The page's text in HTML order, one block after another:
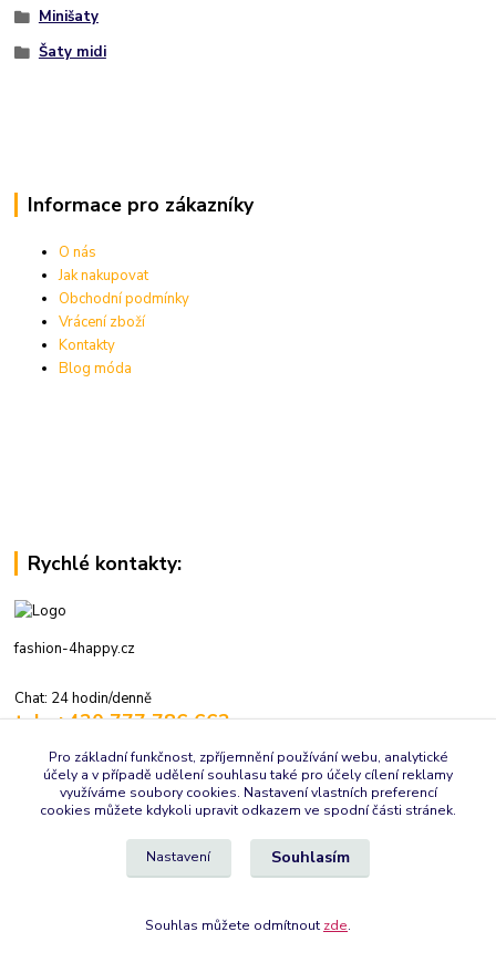
Minišaty
Šaty midi
Informace pro zákazníky
O nás
Jak nakupovat
Obchodní podmínky
Vrácení zboží
Kontakty
Blog móda
Rychlé kontakty:
fashion-4happy.cz
Chat: 24 hodin/denně
tel.: +420 777 786 662
info@fashion-4happy.cz
Pro základní funkčnost, zpříjemnění používání webu, analytické
účely a v případě udělení souhlasu také pro účely cílení reklamy
využíváme soubory cookies. Nastavení vlastních preferencí
cookies můžete kdykoli upravit odkazem ve spodní části stránek.
Nastavení Souhlasím
Souhlas můžete odmítnout zde.